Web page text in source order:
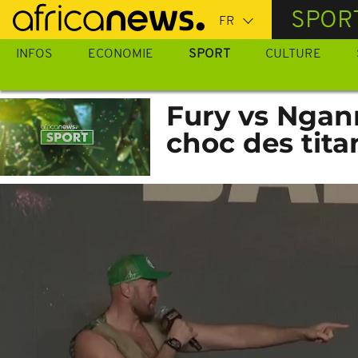
Passer
au
contenu
INFOS ECONOMIE SPORT CULTURE
Fury vs
choc des